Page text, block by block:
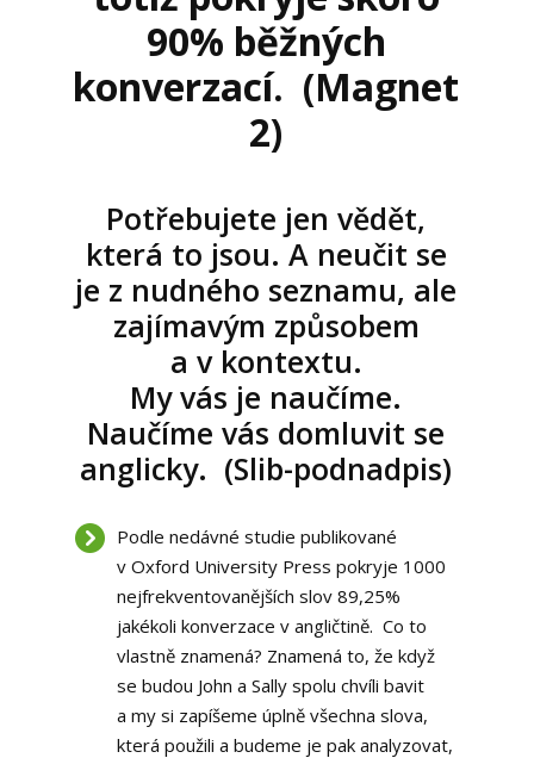
90% běžných
konverzací. (Magnet
2)
Potřebujete jen vědět,
která to jsou. A neučit se
je z nudného seznamu, ale
zajímavým způsobem
a v kontextu.
My vás je naučíme.
Naučíme vás domluvit se
anglicky. (Slib-podnadpis)
Podle nedávné studie publikované
v Oxford University Press pokryje 1000
nejfrekventovanějších slov 89,25%
jakékoli konverzace v angličtině. Co to
vlastně znamená? Znamená to, že když
se budou John a Sally spolu chvíli bavit
a my si zapíšeme úplně všechna slova,
která použili a budeme je pak analyzovat,